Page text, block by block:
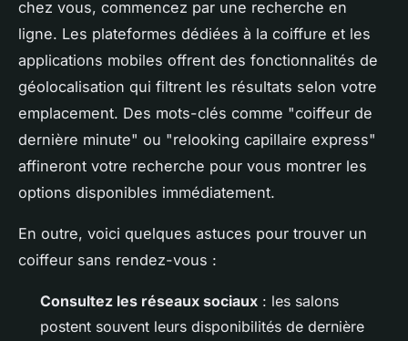
chez vous, commencez par une recherche en
ligne. Les plateformes dédiées à la coiffure et les
applications mobiles offrent des fonctionnalités de
géolocalisation qui filtrent les résultats selon votre
emplacement. Des mots-clés comme "coiffeur de
dernière minute" ou "relooking capillaire express"
affineront votre recherche pour vous montrer les
options disponibles immédiatement.
En outre, voici quelques astuces pour trouver un
coiffeur sans rendez-vous :
Consultez les réseaux sociaux : les salons
postent souvent leurs disponibilités de dernière